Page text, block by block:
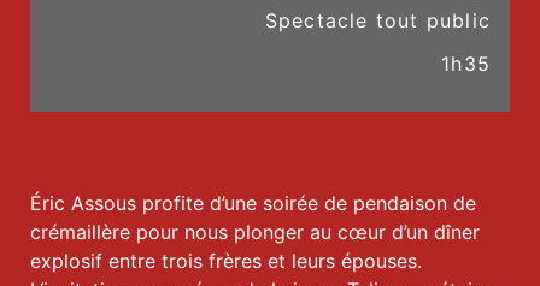
Spectacle tout public
1h35
Éric Assous profite d’une soirée de pendaison de
crémaillère pour nous plonger au cœur d’un dîner
explosif entre trois frères et leurs épouses.